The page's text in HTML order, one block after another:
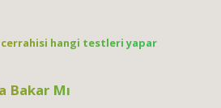
cerrahisi hangi testleri yapar
Bakar Mı